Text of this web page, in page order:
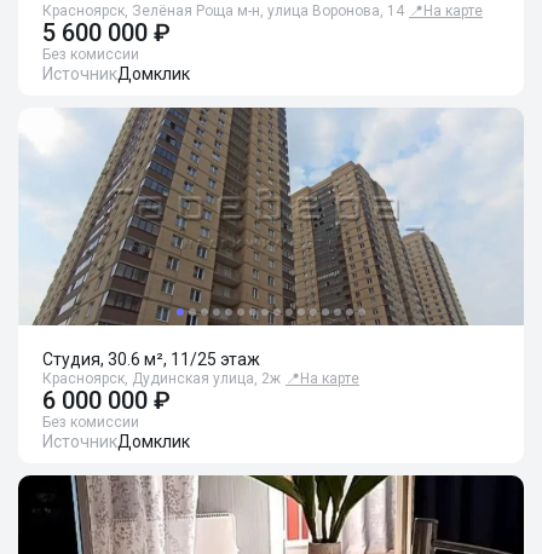
Красноярск, Зелёная Роща м-н, улица Воронова, 14 📍 На карте
5 600 000 ₽
Без комиссии
ИсточникДомклик
Студия, 30.6 м², 11/25 этаж
Красноярск, Дудинская улица, 2ж 📍 На карте
6 000 000 ₽
Без комиссии
ИсточникДомклик